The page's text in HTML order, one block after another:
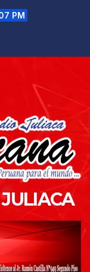
PM